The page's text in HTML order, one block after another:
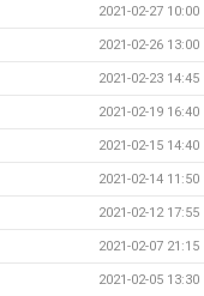
2021-02-27 10:00
2021-02-26 13:00
2021-02-23 14:45
2021-02-19 16:40
2021-02-15 14:40
2021-02-14 11:50
2021-02-12 17:55
2021-02-07 21:15
2021-02-05 13:30